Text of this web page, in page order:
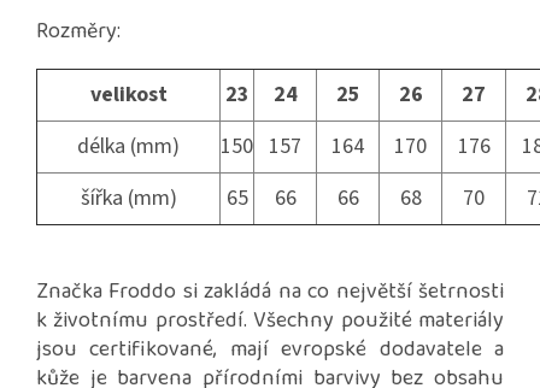
Rozměry:
velikost 23 24 25 26 27
délka (mm)
150 157 164 170 176
šířka (mm)
65 66 66 68 70
Značka Froddo si zakládá na co největší šetrnosti
k životnímu prostředí. Všechny použité materiály
jsou certifikované, mají evropské dodavatele a
kůže je barvena přírodními barvivy bez obsahu